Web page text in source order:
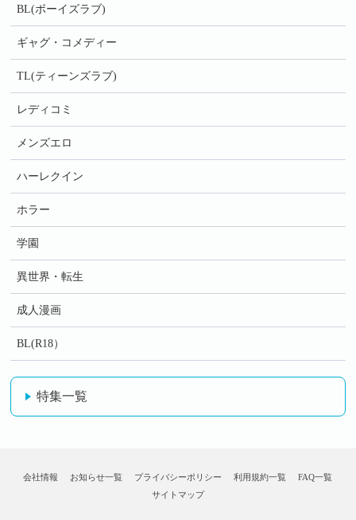
BL(ボーイズラブ)
ギャグ・コメディー
TL(ティーンズラブ)
レディコミ
メンズエロ
ハーレクイン
ホラー
学園
異世界・転生
成人漫画
BL(R18）
特集一覧
会社情報 お知らせ一覧 プライバシーポリシー 利用規約一覧
FAQ一覧
サイトマップ